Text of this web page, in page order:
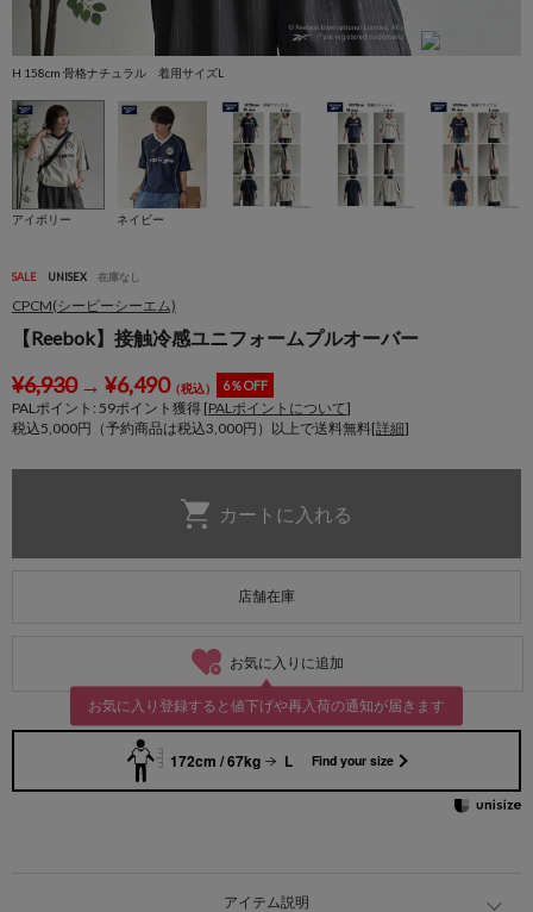
H 158cm 骨格ナチュラル 着用サイズL
アイボリー ネイビー
SALE UNISEX 在庫なし
CPCM(シーピーシーエム)
【Reebok】接触冷感ユニフォームプルオーバー
¥6,930→ ¥6,490（税込） 6％OFF
PALポイント: 59ポイント獲得 [PALポイントについて]
税込5,000円（予約商品は税込3,000円）以上で送料無料[詳細]
店舗在庫
お気に入りに追加
お気に入り登録すると値下げや再入荷の通知が届きます
172cm / 67kg L Find your size
アイテム説明